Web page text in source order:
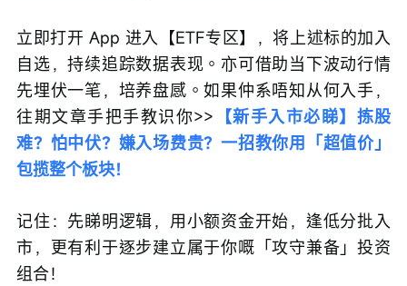
立即打开 App 进入【ETF专区】，将上述标的加入
自选，持续追踪数据表现。亦可借助当下波动行情
先埋伏一笔，培养盘感。如果仲系唔知从何入手，
往期文章手把手教识你>> 【新手入市必睇】拣股
难？怕中伏？嫌入场费贵？一招教你用「超值价」
包揽整个板块！
记住：先睇明逻辑，用小额资金开始，逢低分批入
市，更有利于逐步建立属于你嘅「攻守兼备」投资
组合！